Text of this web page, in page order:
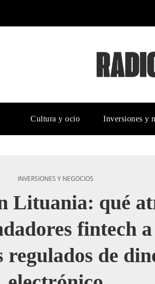
Cultura y ocio Inversiones y
INVERSIONES Y NEGOCIOS
Lituania: qué
fintech a
regulados de